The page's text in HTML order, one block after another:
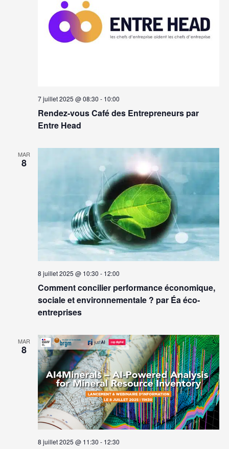
Rendez-vous Café des Entrepreneurs par
Entre Head
7 juillet 2025 @ 08:30 - 10:00
MAR
8
Comment concilier performance économique,
sociale et environnementale ? par Éa éco-
entreprises
8 juillet 2025 @ 10:30 - 12:00
MAR
8
8 juillet 2025 @ 11:30 - 12:30